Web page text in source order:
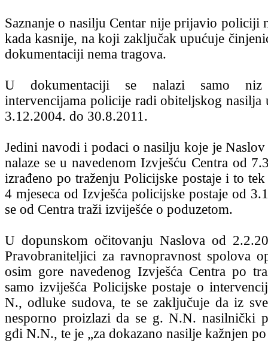
Saznanje o nasilju Centar nije prijavio policiji
kada kasnije, na koji zaključak upućuje
dokumentaciji nema tragova.
U dokumentaciji se nalazi samo
intervencijama policije radi obiteljskog nasilja
3.12.2004. do 30.8.2011.
Jedini navodi i podaci o nasilju koje je
nalaze se u navedenom Izvješću Centra od
izrađeno po traženju Policijske postaje i to
4 mjeseca od Izvješća policijske postaje od
se od Centra traži izviješće o poduzetom.
U dopunskom očitovanju Naslova od
Pravobraniteljici za ravnopravnost spolova
osim gore navedenog Izvješća Centra po
samo izviješća Policijske postaje o
N., odluke sudova, te se zaključuje da iz
nesporno proizlazi da se g. N.N. nasilnički
gđi N.N., te je „za dokazano nasilje kažnjen